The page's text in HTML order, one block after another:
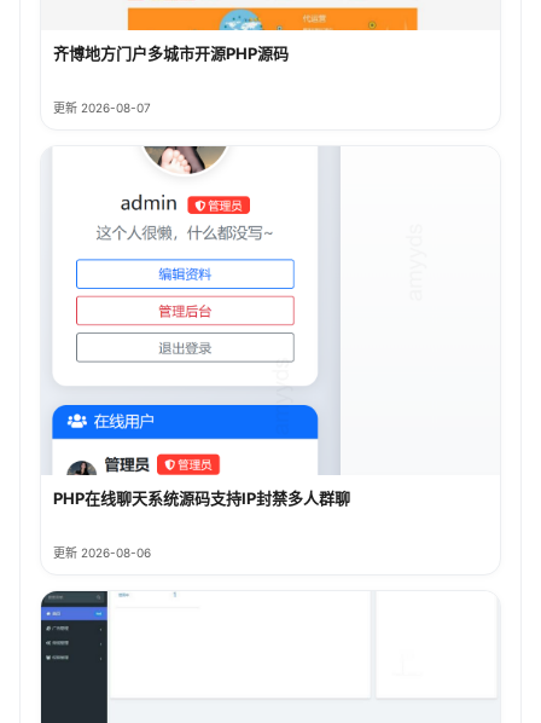
齐博地方门户多城市开源PHP源码
更新 2026-08-07
PHP在线聊天系统源码支持IP封禁多人群聊
更新 2026-08-06